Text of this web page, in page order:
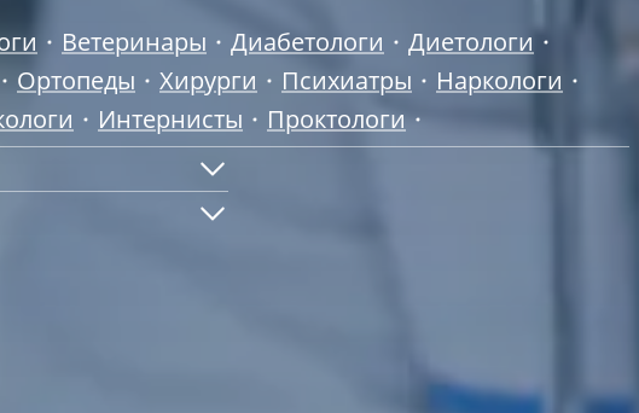
Ветеринары Диабетологи
Диетологи
Ортопеды Хирурги Психиатры
Наркологи
Интернисты
Проктологи